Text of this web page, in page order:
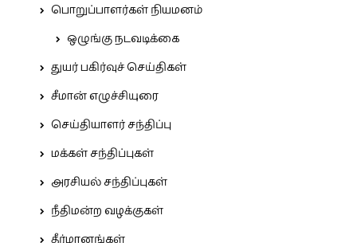
பொறுப்பாளர்கள் நியமனம்
ஒழுங்கு நடவடிக்கை
துயர் பகிர்வுச் செய்திகள்
சீமான் எழுச்சியுரை
செய்தியாளர் சந்திப்பு
மக்கள் சந்திப்புகள்
அரசியல் சந்திப்புகள்
நீதிமன்ற வழக்குகள்
தீர்மானங்கள்